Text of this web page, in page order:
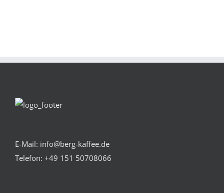
E-Mail: info@berg-kaffee.de
Telefon: +49 151 50708066